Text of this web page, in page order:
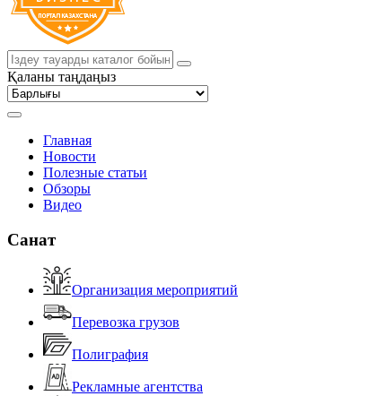
Қаланы таңдаңыз
Главная
Новости
Полезные статьи
Обзоры
Видео
Санат
Организация мероприятий
Перевозка грузов
Полиграфия
Рекламные агентства